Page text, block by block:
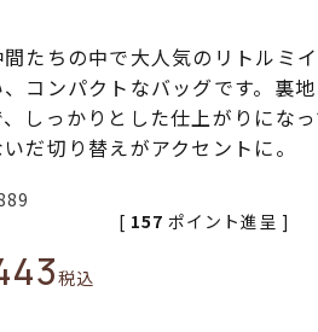
たちの中で大人気のリトルミ
コンパクトなバッグです。裏
しっかりとした仕上がりにな
だ切り替えがアクセントに。
税込
[ 157 ポイント進呈 ]